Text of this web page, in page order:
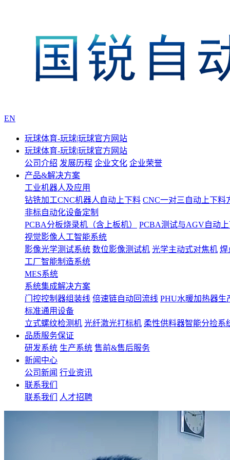
EN
玩球体育-玩球|玩球官方网站
玩球体育-玩球|玩球官方网站
公司介绍 发展历程 企业文化 企业荣誉
产品&解决方案
工业机器人及应用
钻铣加工CNC机器人自动上下料 CNC一对三自动上下料
非标自动化设备定制
PCBA分板烧录机（含上板机）
PCBA测试与AGV自动
视觉影像人工智能系统
影像光学测试系统 数位影像测试机 光学主动式对焦机 焊
工厂智能制造系统
MES系统
系统集成解决方案
门控控制器组装线 倍速链自动回流线 PHU水暖加热器生
标准通用设备
立式螺纹检测机 光纤激光打标机 柔性供料器智能分捡系
品质服务保证
研发系统 生产系统 售前&售后服务
新闻中心
公司新闻 行业资讯
联系我们
联系我们
人才招聘